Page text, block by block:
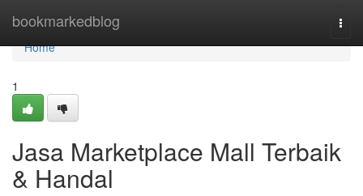
bookmarkedblog
Home
Home
1
Jasa Marketplace Mall Terbaik
& Handal